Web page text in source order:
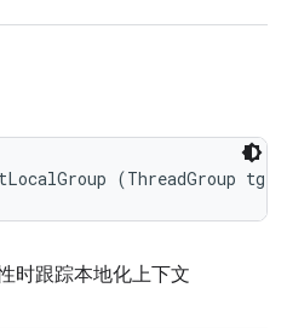
(ThreadGroup tg)
时跟踪本地化上下文